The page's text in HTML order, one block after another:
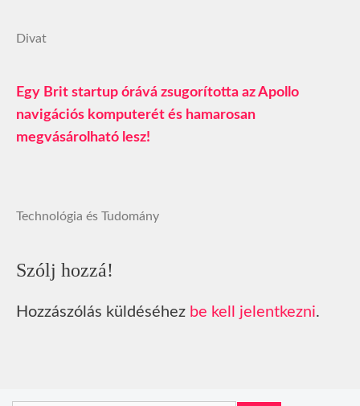
Divat
Egy Brit startup órává zsugorította az Apollo
navigációs komputerét és hamarosan
megvásárolható lesz!
Technológia és Tudomány
Szólj hozzá!
Hozzászólás küldéséhez be kell jelentkezni.